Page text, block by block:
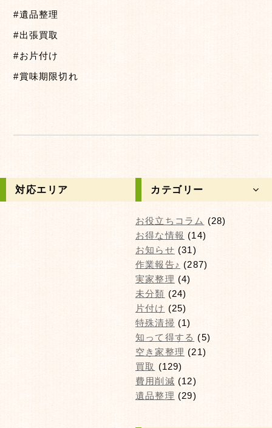
#遺品整理
#出張買取
#お片付け
#賞味期限切れ
カテゴリー
お役立ちコラム (28)
お得な情報 (14)
お知らせ (31)
作業報告♪ (287)
実家整理 (4)
未分類 (24)
片付け (25)
特殊清掃 (1)
知って得する (5)
空き家整理 (21)
買取 (129)
費用削減 (12)
遺品整理 (29)
対応エリア